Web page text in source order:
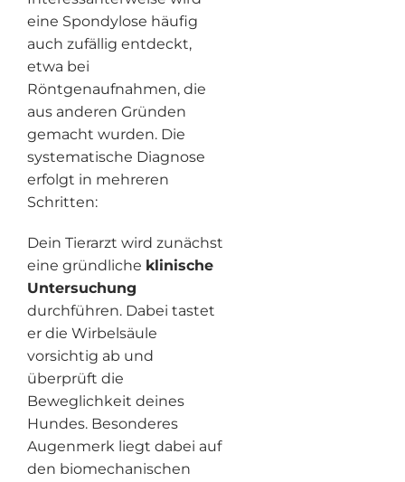
eine Spondylose häufig
auch zufällig entdeckt,
etwa bei
Röntgenaufnahmen, die
aus anderen Gründen
gemacht wurden. Die
systematische Diagnose
erfolgt in mehreren
Schritten:
Dein Tierarzt wird zunächst
eine gründliche klinische
Untersuchung
durchführen. Dabei tastet
er die Wirbelsäule
vorsichtig ab und
überprüft die
Beweglichkeit deines
Hundes. Besonderes
Augenmerk liegt dabei auf
den biomechanischen